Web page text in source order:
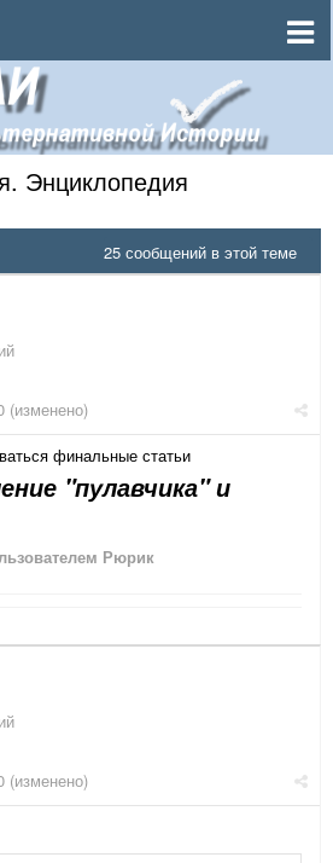
Энциклопедия
25 сообщений в этой теме
(изменено)
финальные статьи
"пулавчика" и
Рюрик
(изменено)